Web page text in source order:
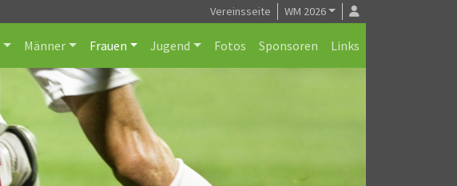
Vereinsseite WM 2026
Männer Frauen Jugend Fotos Sponsoren Links